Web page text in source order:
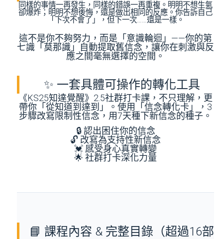
同樣的事情一再發生，同樣的錯誤一再重複。明明不想生氣
卻爆炸；明明不想後悔，還是做出相同的反應。你告訴自己
「下次不會了」，但下一次……還是一樣。
這不是你不夠努力，而是「意識輪迴」——你的第
七識「莫那識」自動提取舊信念，讓你在刺激與反
應之間毫無選擇的空間。
✨ 一套具體可操作的轉化工具
《KS25知達覺醒》2.5社群打卡課，不只理解，更
帶你「從知道到達到」。使用「信念轉化卡」，3
步驟改寫限制性信念，用7天種下新信念的種子。
🔒 認出困住你的信念
🔓 改寫為支持性新信念
💓 感受身心真實轉變
🌟 社群打卡深化力量
📘 課程內容 & 完整目錄（超過16部